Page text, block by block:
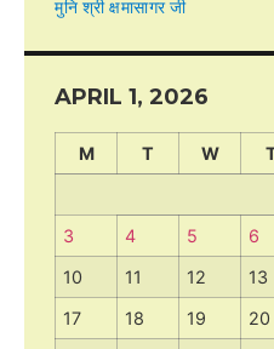
मुनि श्री क्षमासागर जी
APRIL 1, 2026
M T W
3
4 5 6
10
11 12 13
17
18 19 20